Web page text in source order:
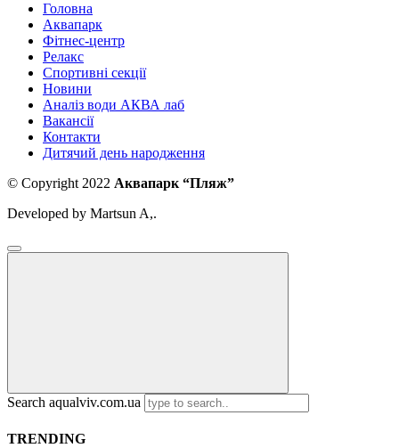
Головна
Аквапарк
Фітнес-центр
Релакс
Спортивні секції
Новини
Аналіз води АКВА лаб​
Вакансії
Контакти
Дитячий день народження
© Copyright 2022 Аквапарк “Пляж”
Developed by Martsun A,.
Search aqualviv.com.ua
TRENDING